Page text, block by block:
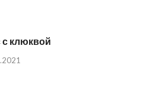
с клюквой